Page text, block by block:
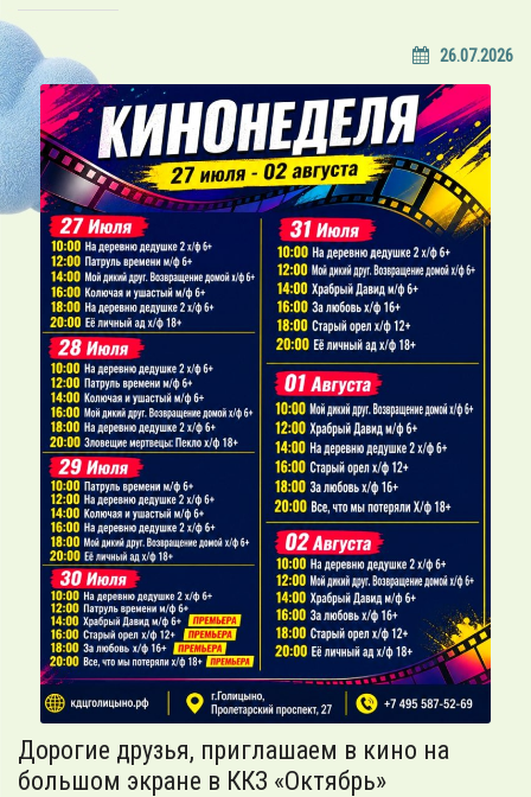
26.07.2026
Дорогие друзья, приглашаем в кино на
большом экране в ККЗ «Октябрь»